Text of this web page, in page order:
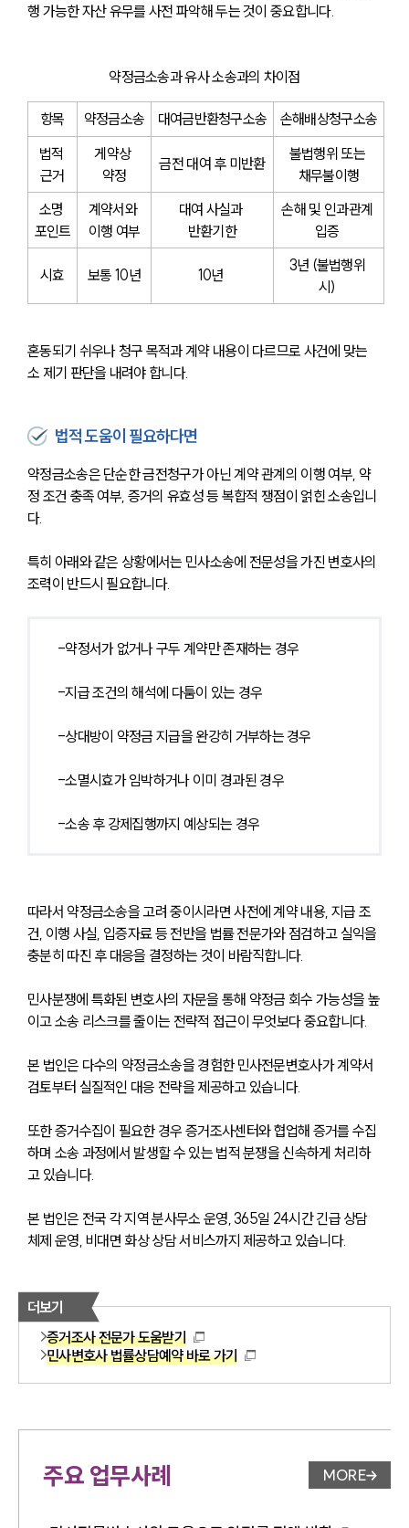
행 가능한 자산 유무를 사전 파악해 두는 것이 중요합니다.
약정금소송과 유사 소송과의 차이점
항목 약정금소송 대여금반환청구소송
손해배상청구소송
법적
근거
게약상
약정
금전 대여 후 미반환
불법행위 또는
채무불이행
소명
포인트
계약서와
이행 여부
대여 사실과
반환기한
손해 및 인과관계
입증
시효 보통 10년 10년
3년 (불법행위
시)
혼동되기 쉬우나 청구 목적과 계약 내용이 다르므로 사건에 맞는
소 제기 판단을 내려야 합니다.
법적 도움이 필요하다면
약정금소송은 단순한 금전청구가 아닌 계약 관계의 이행 여부, 약
정 조건 충족 여부, 증거의 유효성 등 복합적 쟁점이 얽힌 소송입니
다.
특히 아래와 같은 상황에서는 민사소송에 전문성을 가진 변호사의
조력이 반드시 필요합니다.
-약정서가 없거나 구두 계약만 존재하는 경우
-지급 조건의 해석에 다툼이 있는 경우
-상대방이 약정금 지급을 완강히 거부하는 경우
-소멸시효가 임박하거나 이미 경과된 경우
-소송 후 강제집행까지 예상되는 경우
따라서 약정금소송을 고려 중이시라면 사전에 계약 내용, 지급 조
건, 이행 사실, 입증자료 등 전반을 법률 전문가와 점검하고 실익을
충분히 따진 후 대응을 결정하는 것이 바람직합니다.
민사분쟁에 특화된 변호사의 자문을 통해 약정금 회수 가능성을 높
이고 소송 리스크를 줄이는 전략적 접근이 무엇보다 중요합니다.
본 법인은 다수의 약정금소송을 경험한 민사전문변호사가 계약서
검토부터 실질적인 대응 전략을 제공하고 있습니다.
또한 증거수집이 필요한 경우 증거조사센터와 협업해 증거를 수집
하며 소송 과정에서 발생할 수 있는 법적 분쟁을 신속하게 처리하
고 있습니다.
본 법인은 전국 각 지역 분사무소 운영, 365일 24시간 긴급 상담
체제 운영, 비대면 화상 상담 서비스까지 제공하고 있습니다.
더보기
증거조사 전문가 도움받기
민사변호사 법률상담예약 바로 가기
주요 업무사례 업무사례
MORE